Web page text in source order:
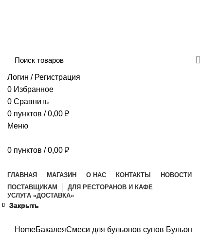
Логин / Регистрация
0 Избранное
0 Сравнить
0 пунктов / 0,00 ₽
Меню
0 пунктов / 0,00 ₽
ГЛАВНАЯ МАГАЗИН О НАС КОНТАКТЫ
НОВОСТИ
ПОСТАВЩИКАМ
ДЛЯ РЕСТОРАНОВ И КАФЕ
УСЛУГА «ДОСТАВКА»
HomeБакалеяСмеси для бульонов супов Бульон
Закрыть
Закрыть
Закрыть
Закрыть
Закрыть
Закрыть
Закрыть
Закрыть